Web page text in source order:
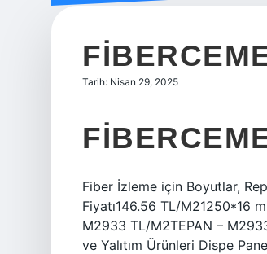
Tarih: Nisan 29, 2025
Fiber İzleme için Boyutlar,
Fiyatı146.56 TL/M21250*16
M2933 TL/M2TEPAN –
ve Yalıtım Ürünleri Dispe